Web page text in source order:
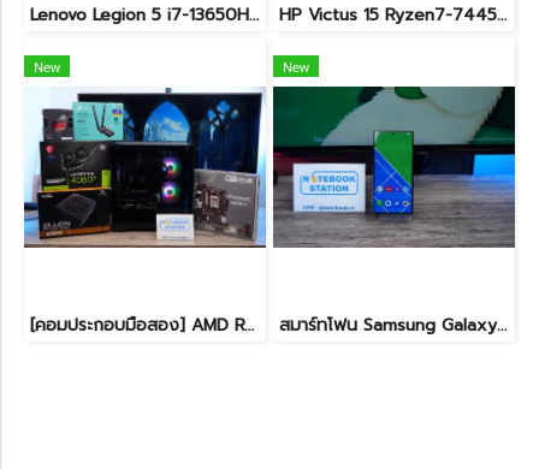
Lenovo Legion 5 i7-13650HX RTX5060(8GB) RAM16 512GB M.2 จอ15.3นิ้ว FHD+ 165Hz เกมมิ่งสเปคสูง คีย์บอร์ดไฟสีขาว ดีไซน์เรียบหรูดูทันสมัย ประกันศูนย์ยาวถึงปี2028 เครื่องพร้อมใช้งานในราคาสุดคุ้มเพียง 39,990.- HP Victus 15 Ryzen7-7445HS RTX4050(6GB) Ram16 SSD512GB จอ15.6 FHD 144Hz เกมมิ่งสเปคสูง มีประกันศูนย์ เพียง 26,900.-
New
[คอมประกอบมือสอง] AMD Ryzen5-7500F / RTX-4060Ti(8GB) / 16B(8GBx2) DDR5 5600MHz / 1TB SSD M.2 / ASUS PRIME A620M-K / SUPER FLOWER ZILLION 650W 80 PLUS BRONZE สเปคสูง พร้อมใช้งานในราาสุดคุ้มเพียง 24,990.-
New
สมาร์ทโฟน Samsung Galaxy S24 ULTRA (12+512GB) BLACK (5G) ขายเพียง 18,990.- เท่านั้น